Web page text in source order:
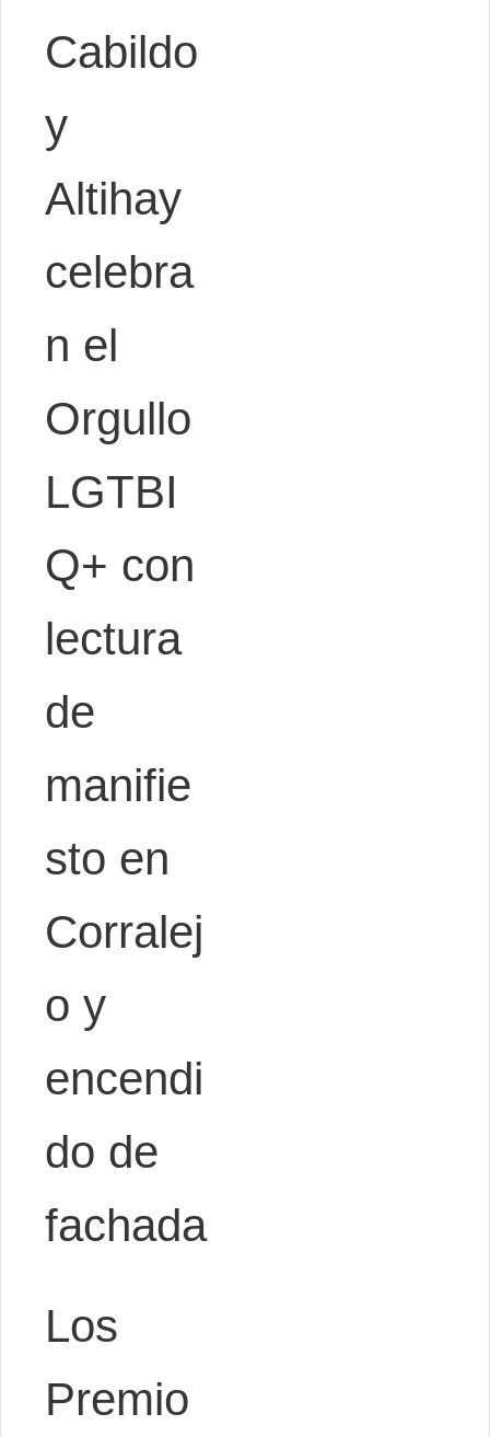
Cabildo
y
Altihay
celebra
n el
Orgullo
LGTBI
Q+ con
lectura
de
manifie
sto en
Corralej
o y
encendi
do de
fachada
Los
Premio